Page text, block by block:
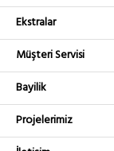
Ekstralar
Müşteri Servisi
Bayilik
Projelerimiz